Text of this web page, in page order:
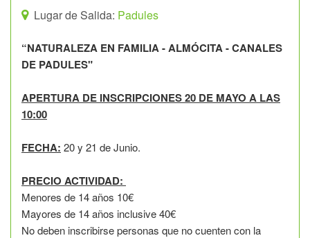
Lugar de Salida: Padules
“NATURALEZA EN FAMILIA - ALMÓCITA - CANALES
DE PADULES"
APERTURA DE INSCRIPCIONES 20 DE MAYO A LAS
10:00
FECHA: 20 y 21 de Junio.
PRECIO ACTIVIDAD:
Menores de 14 años 10€
Mayores de 14 años inclusive 40€
No deben inscribirse personas que no cuenten con la